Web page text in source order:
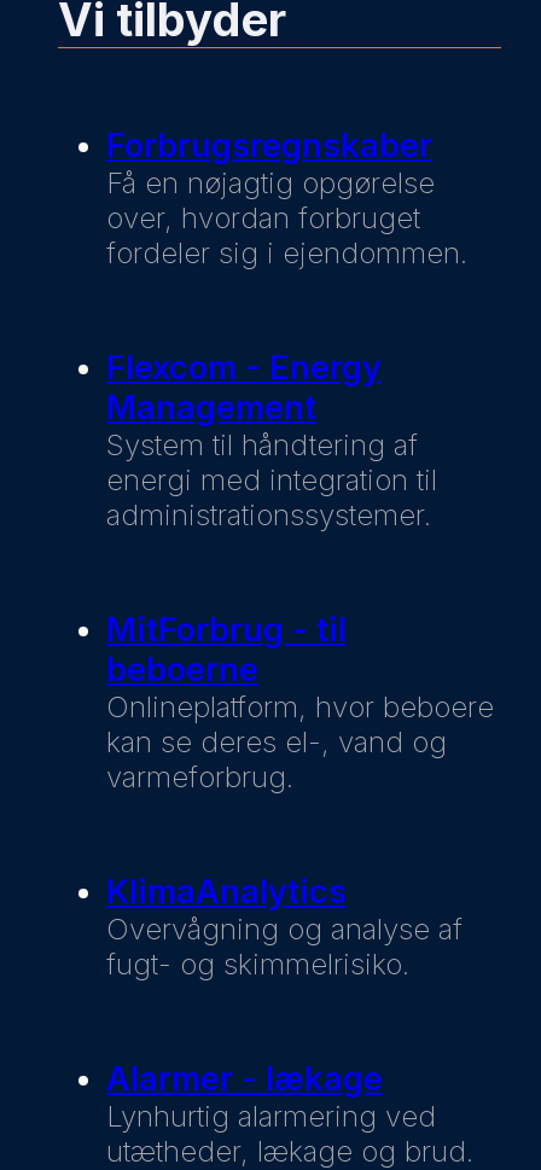
Vi tilbyder
Forbrugsregnskaber
Få en nøjagtig opgørelse
over, hvordan forbruget
fordeler sig i ejendommen.
Flexcom - Energy
Management
System til håndtering af
energi med integration til
administrationssystemer.
MitForbrug - til
beboerne
Onlineplatform, hvor beboere
kan se deres el-, vand og
varmeforbrug.
KlimaAnalytics
Overvågning og analyse af
fugt- og skimmelrisiko.
Alarmer - lækage
Lynhurtig alarmering ved
utætheder, lækage og brud.